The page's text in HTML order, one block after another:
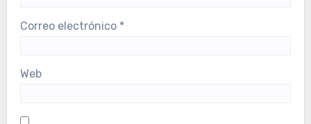
Correo electrónico *
Web